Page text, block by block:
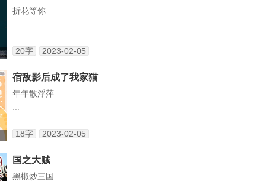
折花等你
20字 2023-02-05
宿敌影后成了我家猫
年年散浮萍
18字 2023-02-05
国之大贼
黑椒炒三国